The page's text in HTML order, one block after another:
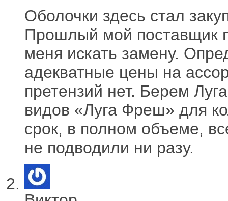
Оболочки здесь стал
Прошлый мой поставщик
меня искать замену.
адекватные цены на
претензий нет. Берем
видов «Луга Фреш» для
срок, в полном объеме,
не подводили ни разу.